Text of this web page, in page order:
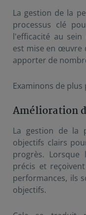
La gestion de la
processus clé
l'efficacité au
est mise en œuvre
apporter de
Examinons de plus
Amélioration
La gestion de la
objectifs clairs
progrès. Lorsque
précis et
performances, ils
objectifs.